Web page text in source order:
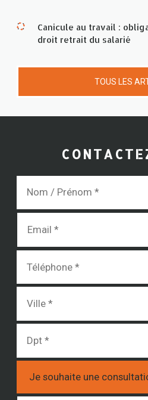
Canicule au travail :
droit retrait du salarié
TOUS LES